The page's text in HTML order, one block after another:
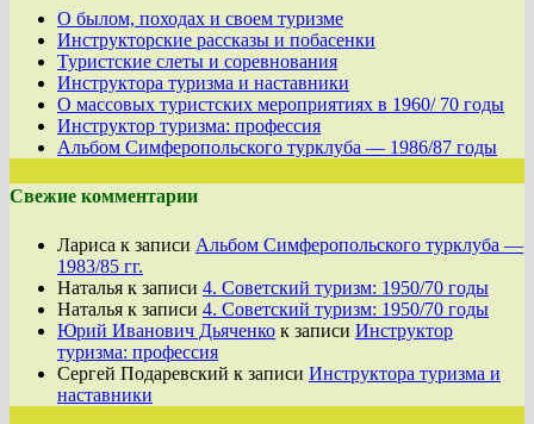
О былом, походах и своем туризме
Инструкторские рассказы и побасенки
Туристские слеты и соревнования
Инструктора туризма и наставники
О массовых туристских мероприятиях в 1960/ 70 годы
Инструктор туризма: профессия
Альбом Симферопольского турклуба — 1986/87 годы
Свежие комментарии
Лариса к записи Альбом Симферопольского турклуба —
1983/85 гг.
Наталья к записи 4. Советский туризм: 1950/70 годы
Наталья к записи 4. Советский туризм: 1950/70 годы
Юрий Иванович Дьяченко к записи Инструктор
туризма: профессия
Сергей Подаревский к записи Инструктора туризма и
наставники